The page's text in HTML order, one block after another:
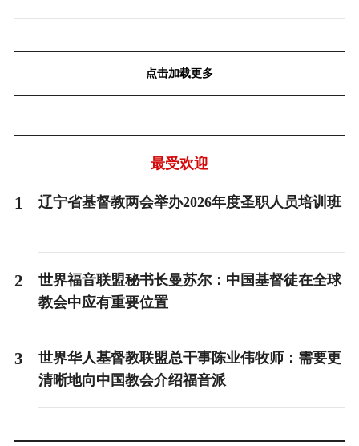
点击加载更多
最受欢迎
1 辽宁省基督教两会举办2026年度圣职人员培训班
2
世界福音联盟秘书长曼苏尔：中国基督徒在全球
教会中应有重要位置
3
世界华人基督教联盟总干事陈业伟牧师：需要更
清晰地向中国教会介绍福音派